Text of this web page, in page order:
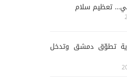
تعظيم سلام
تطوّق دمشق وتدخل